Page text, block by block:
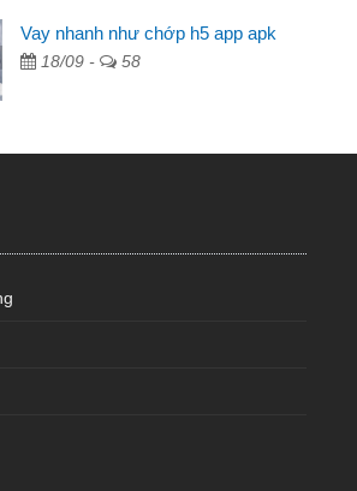
trong 1-2 ngày tôi trả
thời và nhanh chóng
Vay nhanh như chớp h5 app apk
18/09 - 58